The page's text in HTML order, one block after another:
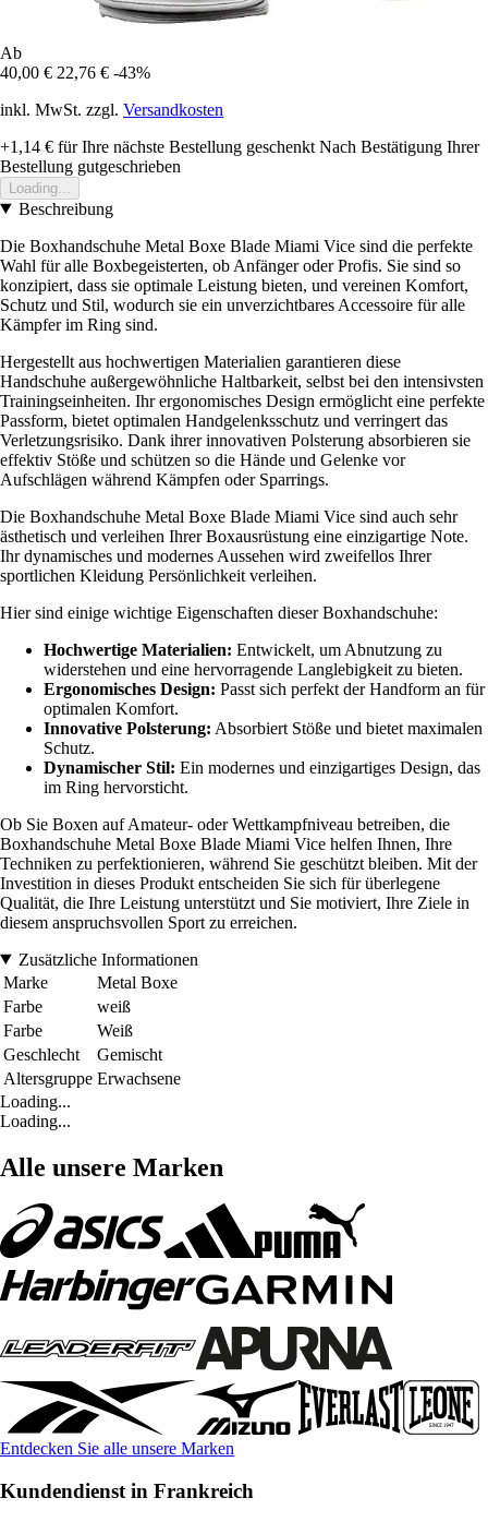
Ab
40,00 € 22,76 € -43%
inkl. MwSt. zzgl. Versandkosten
+1,14 € für Ihre nächste Bestellung geschenkt Nach Bestätigung Ihrer
Bestellung gutgeschrieben
Loading...
Beschreibung
Die Boxhandschuhe Metal Boxe Blade Miami Vice sind die perfekte
Wahl für alle Boxbegeisterten, ob Anfänger oder Profis. Sie sind so
konzipiert, dass sie optimale Leistung bieten, und vereinen Komfort,
Schutz und Stil, wodurch sie ein unverzichtbares Accessoire für alle
Kämpfer im Ring sind.
Hergestellt aus hochwertigen Materialien garantieren diese
Handschuhe außergewöhnliche Haltbarkeit, selbst bei den intensivsten
Trainingseinheiten. Ihr ergonomisches Design ermöglicht eine perfekte
Passform, bietet optimalen Handgelenksschutz und verringert das
Verletzungsrisiko. Dank ihrer innovativen Polsterung absorbieren sie
effektiv Stöße und schützen so die Hände und Gelenke vor
Aufschlägen während Kämpfen oder Sparrings.
Die Boxhandschuhe Metal Boxe Blade Miami Vice sind auch sehr
ästhetisch und verleihen Ihrer Boxausrüstung eine einzigartige Note.
Ihr dynamisches und modernes Aussehen wird zweifellos Ihrer
sportlichen Kleidung Persönlichkeit verleihen.
Hier sind einige wichtige Eigenschaften dieser Boxhandschuhe:
Hochwertige Materialien: Entwickelt, um Abnutzung zu
widerstehen und eine hervorragende Langlebigkeit zu bieten.
Ergonomisches Design: Passt sich perfekt der Handform an für
optimalen Komfort.
Innovative Polsterung: Absorbiert Stöße und bietet maximalen
Schutz.
Dynamischer Stil: Ein modernes und einzigartiges Design, das
im Ring hervorsticht.
Ob Sie Boxen auf Amateur- oder Wettkampfniveau betreiben, die
Boxhandschuhe Metal Boxe Blade Miami Vice helfen Ihnen, Ihre
Techniken zu perfektionieren, während Sie geschützt bleiben. Mit der
Investition in dieses Produkt entscheiden Sie sich für überlegene
Qualität, die Ihre Leistung unterstützt und Sie motiviert, Ihre Ziele in
diesem anspruchsvollen Sport zu erreichen.
Zusätzliche Informationen
Marke
Metal Boxe
Farbe
weiß
Farbe
Weiß
Geschlecht
Gemischt
Altersgruppe Erwachsene
Loading...
Loading...
Alle unsere Marken
Entdecken Sie alle unsere Marken
Kundendienst in Frankreich